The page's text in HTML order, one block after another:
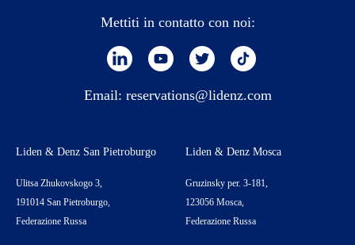
Mettiti in contatto con noi:
Email: reservations@lidenz.com
Liden & Denz San Pietroburgo
Ulitsa Zhukovskogo 3,
191014 San Pietroburgo,
Federazione Russa
Liden & Denz Mosca
Gruzinsky per. 3-181,
123056 Mosca,
Federazione Russa